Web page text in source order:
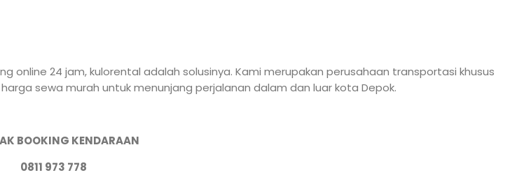
online 24 jam, kulorental adalah solusinya. Kami merupakan perusahaan transportasi khusus
sewa murah untuk menunjang perjalanan dalam dan luar kota Depok.
BOOKING KENDARAAN
0811 973 778